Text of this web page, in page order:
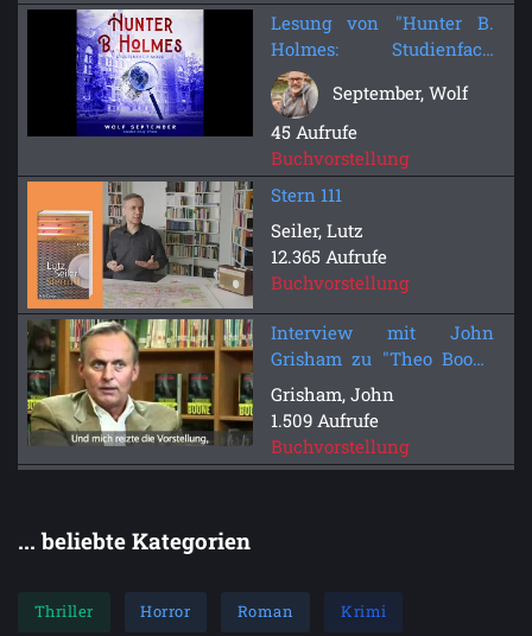
Lesung von "Hunter B.
Holmes: Studienfach
Mord" - Wolf September
September, Wolf
45 Aufrufe
Buchvorstellung
Stern 111
Seiler, Lutz
12.365 Aufrufe
Buchvorstellung
Interview mit John
Grisham zu "Theo Boone
und der unsichtbare
Zeuge" - Heyne fliegt
Grisham, John
1.509 Aufrufe
Buchvorstellung
... beliebte Kategorien
Thriller Horror Roman Krimi